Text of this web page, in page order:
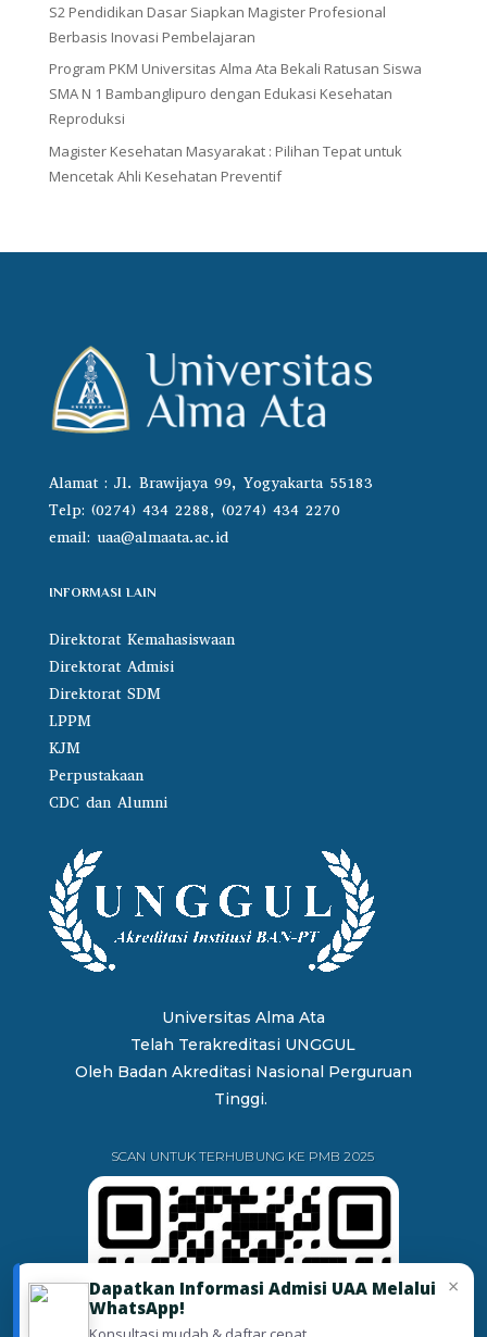
S2 Pendidikan Dasar Siapkan Magister Profesional
Berbasis Inovasi Pembelajaran
Program PKM Universitas Alma Ata Bekali Ratusan Siswa
SMA N 1 Bambanglipuro dengan Edukasi Kesehatan
Reproduksi
Magister Kesehatan Masyarakat : Pilihan Tepat untuk
Mencetak Ahli Kesehatan Preventif
Alamat : Jl. Brawijaya 99, Yogyakarta 55183
Telp: (0274) 434 2288, (0274) 434 2270
email: uaa@almaata.ac.id
INFORMASI LAIN
Direktorat Kemahasiswaan
Direktorat Admisi
Direktorat SDM
LPPM
KJM
Perpustakaan
CDC dan Alumni
Universitas Alma Ata
Telah Terakreditasi UNGGUL
Oleh Badan Akreditasi Nasional Perguruan
Tinggi.
SCAN UNTUK TERHUBUNG KE PMB 2025
×
Dapatkan Informasi Admisi UAA Melalui
WhatsApp!